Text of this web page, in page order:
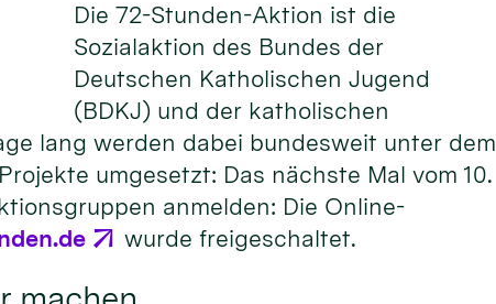
Die 72-Stunden-Aktion ist die
Sozialaktion des Bundes der
Deutschen Katholischen Jugend
(BDKJ) und der katholischen
lang werden dabei bundesweit unter dem
umgesetzt: Das nächste Mal vom 10.
anmelden: Die Online-
wurde freigeschaltet.